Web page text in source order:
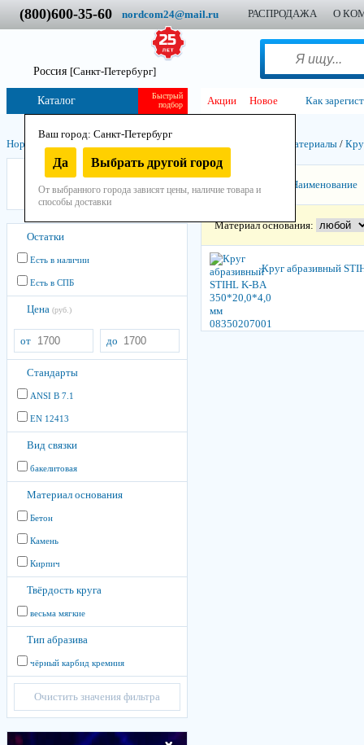
(800)600-35-60 nordcom24@mail.ru РАСПРОДАЖА О
Россия [Санкт-Петербург]
Ваш город: Санкт-Петербург
Да Выбрать другой город
От выбранного города зависят цены, наличие товара и
способы доставки
Быстрый
подбор
Каталог Акции Новое Как
Нордком Инструмент Остнастно-расходный Абразивные материалы /
STIHL
Лужский Абразивный Завод
Остатки
Есть в наличии
Есть в СПБ
Цена (руб.)
от до
Стандарты
ANSI B 7.1
EN 12413
Вид связки
бакелитовая
Материал основания
Бетон
Камень
Кирпич
Твёрдость круга
весьма мягкие
Тип абразива
чёрный карбид кремния
Очистить значения фильтра
Наименование
Материал основания:
Круг абразивный